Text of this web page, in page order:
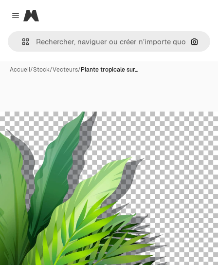
Close menu
Magnific
Accueil/Stock/Vecteurs/Plante tropicale sur…